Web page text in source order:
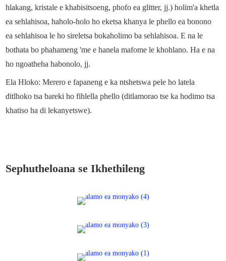
hlakang, kristale e khabisitsoeng, phofo ea glitter, jj.) holim'a khetla
ea sehlahisoa, haholo-holo ho eketsa khanya le phello ea bonono
ea sehlahisoa le ho sireletsa bokaholimo ba sehlahisoa. E na le
bothata bo phahameng 'me e hanela mafome le khohlano. Ha e na
ho ngoatheha habonolo, jj.
Ela Hloko: Merero e fapaneng e ka ntshetswa pele ho latela
ditlhoko tsa bareki ho fihlella phello (ditlamorao tse ka hodimo tsa
khatiso ha di lekanyetswe).
Sephutheloana se Ikhethileng